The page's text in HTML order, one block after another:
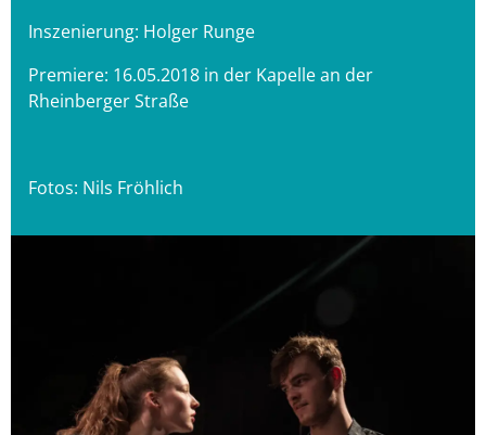
Inszenierung: Holger Runge
Premiere: 16.05.2018 in der Kapelle an der
Rheinberger Straße
Fotos: Nils Fröhlich